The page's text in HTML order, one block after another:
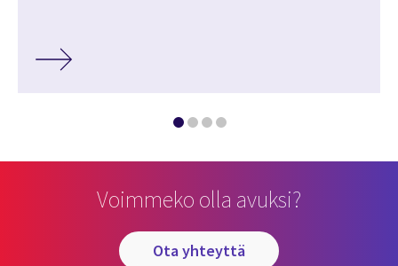
Voimmeko olla avuksi?
ota yhteyttä